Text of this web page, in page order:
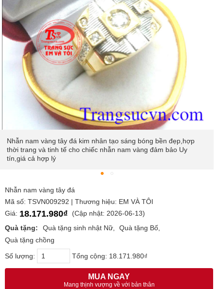
Nhẫn nam vàng tây đá kim nhân tạo sáng bóng bền đẹp,hợp
thời trang và tinh tế cho chiếc nhẫn nam vàng đảm bảo Uy
tín,giá cả hợp lý
Nhẫn nam vàng tây đá
Mã số: TSVN009292 | Thương hiệu: EM VÀ TÔI
Giá: 18.171.980₫
(Cập nhật: 2026-06-13)
Quà tặng:
Quà tặng sinh nhật Nữ
Quà tặng Bố
Quà tặng chồng
Số lượng: Tổng cộng: 18.171.980₫
MUA NGAY
Mang thịnh vượng về với bản thân